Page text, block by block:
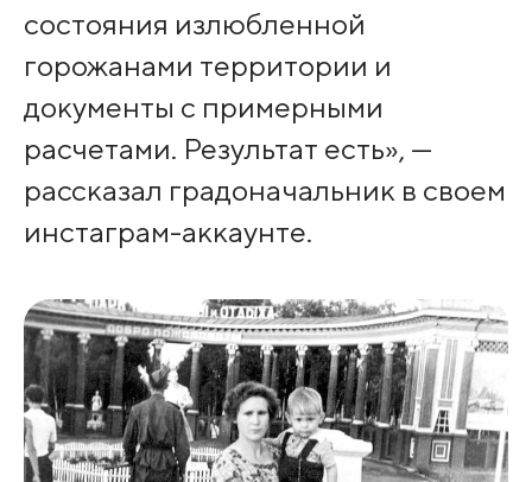
состояния излюбленной
горожанами территории и
документы с примерными
расчетами. Результат есть», —
рассказал градоначальник в своем
инстаграм-аккаунте.